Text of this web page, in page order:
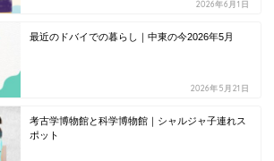
2026年6月1日
最近のドバイでの暮らし｜中東の今2026年5月
2026年5月21日
考古学博物館と科学博物館｜シャルジャ子連れス
ポット